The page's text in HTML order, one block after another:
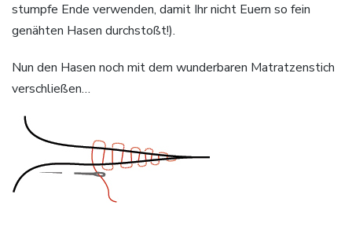
stumpfe Ende verwenden, damit Ihr nicht Euern so fein
genähten Hasen durchstoßt!).
Nun den Hasen noch mit dem wunderbaren Matratzenstich
verschließen…